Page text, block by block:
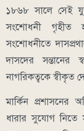
১৮৬৮ সালে সেই
সংশোধনী গৃহীত
সংশোধনীতে
দাসদের সন্তানের
নাগরিকত্বকে স্বীকৃত
মার্কিন প্রশাসনের
ধারার সুযোগ নিতে